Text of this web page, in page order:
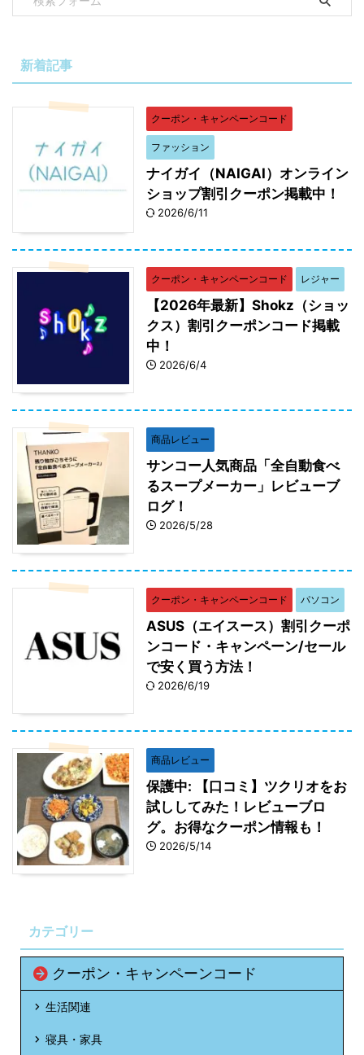
新着記事
クーポン・キャンペーンコード
ファッション
ナイガイ（NAIGAI）オンライン
ショップ割引クーポン掲載中！
2026/6/11
クーポン・キャンペーンコード レジャー
【2026年最新】Shokz（ショッ
クス）割引クーポンコード掲載
中！
2026/6/4
商品レビュー
サンコー人気商品「全自動食べ
るスープメーカー」レビューブ
ログ！
2026/5/28
クーポン・キャンペーンコード パソコン
ASUS（エイスース）割引クーポ
ンコード・キャンペーン/セール
で安く買う方法！
2026/6/19
商品レビュー
保護中: 【口コミ】ツクリオをお
試ししてみた！レビューブロ
グ。お得なクーポン情報も！
2026/5/14
カテゴリー
クーポン・キャンペーンコード
生活関連
寝具・家具